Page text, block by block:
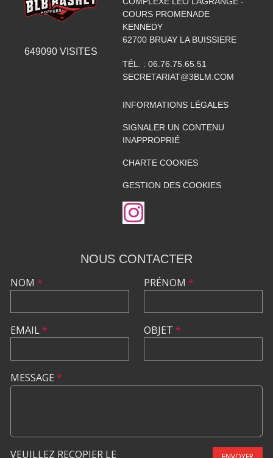
649090 VISITES
COURS PROMENADE
KENNEDY
62700 BRUAY LA BUISSIERE
TÉL. : 06.76.75.65.51
SECRETARIAT@3BLM.COM
INFORMATIONS LÉGALES
SIGNALER UN CONTENU
INAPPROPRIÉ
CHARTE COOKIES
GESTION DES COOKIES
NOUS CONTACTER
NOM *
EMAIL*
PRÉNOM *
OBJET *
MESSAGE *
VEUILLEZ RECOPIER LE